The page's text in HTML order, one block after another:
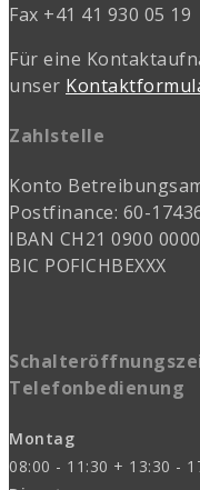
Fax +41 41 930 05 19
Für eine
unser
Zahlstelle
Konto
Postfinance: 60-
IBAN CH21 0900
BIC POFICHBEXXX
Telefonbedienung
Montag
08:00 - 11:30 + 13:30 -